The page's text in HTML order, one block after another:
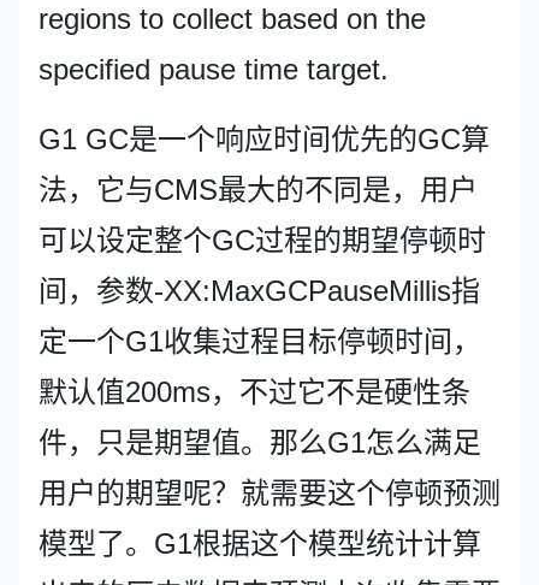
regions to collect based on the
specified pause time target.
G1 GC是一个响应时间优先的GC算
法，它与CMS最大的不同是，用户
可以设定整个GC过程的期望停顿时
间，参数-XX:MaxGCPauseMillis指
定一个G1收集过程目标停顿时间，
默认值200ms，不过它不是硬性条
件，只是期望值。那么G1怎么满足
用户的期望呢？就需要这个停顿预测
模型了。G1根据这个模型统计计算